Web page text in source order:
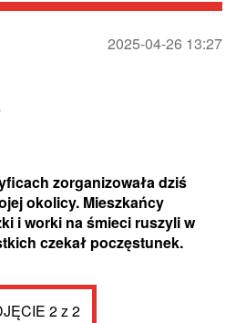
2025-04-26 13:27
zorganizowała dziś
okolicy. Mieszkańcy
i worki na śmieci ruszyli w
czekał poczęstunek.
2 z 2